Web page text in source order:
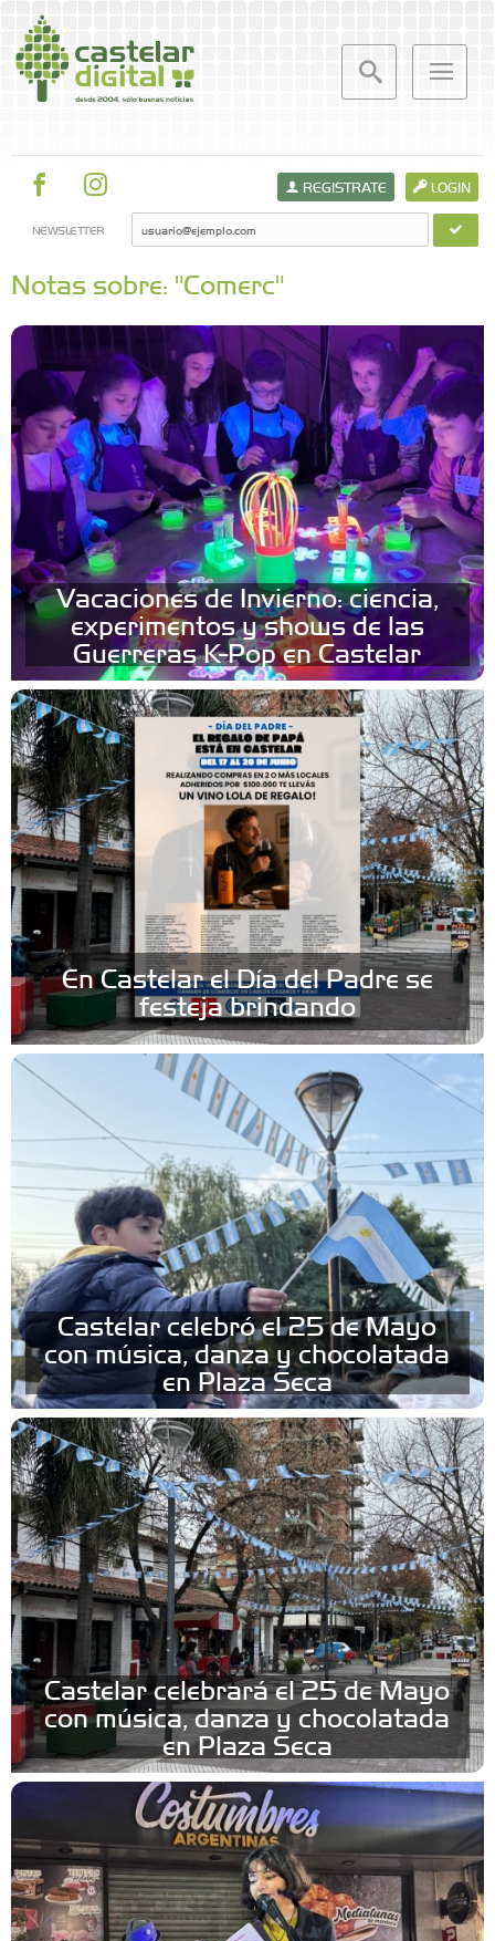
LOGIN
REGISTRATE
NEWSLETTER
Notas sobre: "Comerc"
Vacaciones de Invierno: ciencia,
experimentos y shows de las
Guerreras K-Pop en Castelar
En Castelar el Día del Padre se
festeja brindando
Castelar celebró el 25 de Mayo
con música, danza y chocolatada
en Plaza Seca
Castelar celebrará el 25 de Mayo
con música, danza y chocolatada
en Plaza Seca